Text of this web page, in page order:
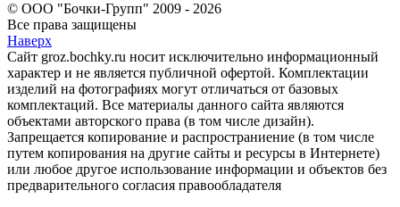
© ООО "Бочки-Групп" 2009 - 2026
Все права защищены
Наверх
Сайт groz.bochky.ru носит исключительно информационный
характер и не является публичной офертой. Комплектации
изделий на фотографиях могут отличаться от базовых
комплектаций. Все материалы данного сайта являются
объектами авторского права (в том числе дизайн).
Запрещается копирование и распространиение (в том числе
путем копирования на другие сайты и ресурсы в Интернете)
или любое другое использование информации и объектов без
предварительного согласия правообладателя